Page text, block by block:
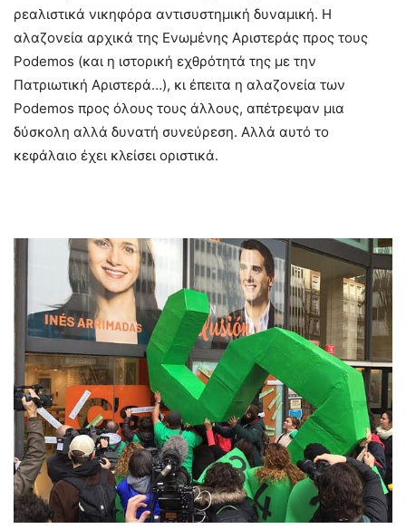
ρεαλιστικά νικηφόρα αντισυστημική δυναμική. Η
αλαζονεία αρχικά της Ενωμένης Αριστεράς προς τους
Podemos (και η ιστορική εχθρότητά της με την
Πατριωτική Αριστερά…), κι έπειτα η αλαζονεία των
Podemos προς όλους τους άλλους, απέτρεψαν μια
δύσκολη αλλά δυνατή συνεύρεση. Αλλά αυτό το
κεφάλαιο έχει κλείσει οριστικά.